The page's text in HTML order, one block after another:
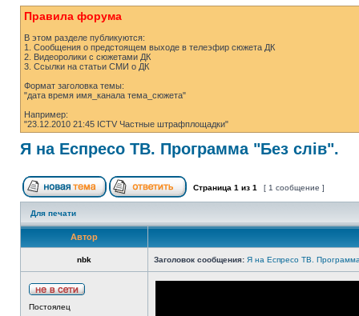
Правила форума
В этом разделе публикуются:
1. Сообщения о предстоящем выходе в телеэфир сюжета ДК
2. Видеоролики с сюжетами ДК
3. Ссылки на статьи СМИ о ДК
Формат заголовка темы:
"дата время имя_канала тема_сюжета"
Например:
"23.12.2010 21:45 ICTV Частные штрафплощадки"
Я на Еспресо ТВ. Программа "Без слів".
Страница 1 из 1 [ 1 сообщение ]
Для печати
Автор
nbk Заголовок сообщения: Я на Еспресо ТВ.
Постоялец